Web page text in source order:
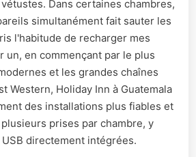
Dans certaines chambres,
simultanément fait sauter les
l'habitude de recharger mes
un, en commençant par le plus
et les grandes chaînes
Western, Holiday Inn à Guatemala
des installations plus fiables et
prises par chambre, y
directement intégrées.